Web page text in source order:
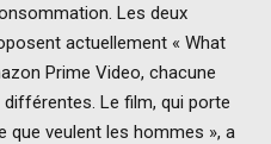
Les deux
actuellement « What
Prime Video, chacune
Le film, qui porte
que veulent les hommes », a